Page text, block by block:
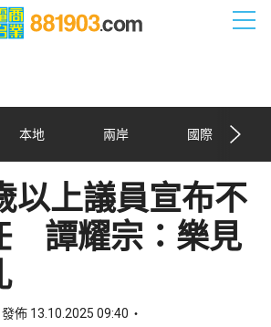
本地 兩岸 國際
以上議員宣布不
譚耀宗：樂見
發佈 13.10.2025 09:40